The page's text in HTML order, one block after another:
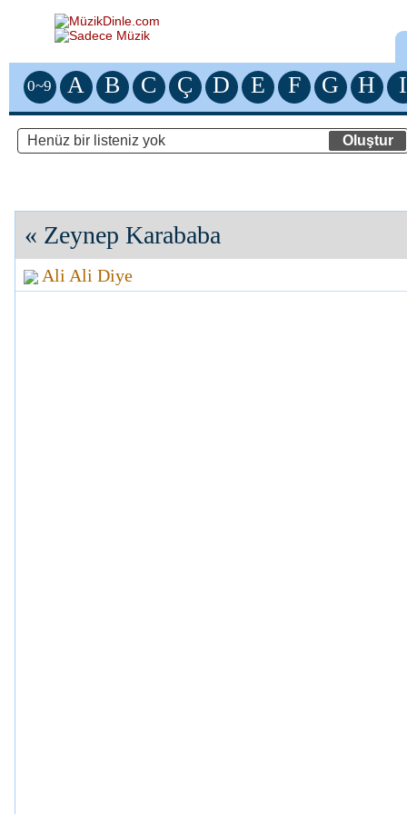
0~9 A B C Ç D E F G H I
« Zeynep Karababa
Ali Ali Diye